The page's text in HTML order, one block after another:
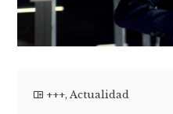
+++,Actualidad